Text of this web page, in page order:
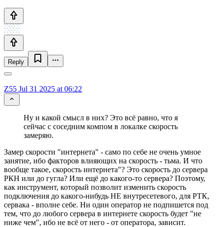
Reply
Z55 Jul 31 2025 at 06:22
Ну и какой смысл в них? Это всё равно, что я
сейчас с соседним компом в локалке скорость
замеряю.
Замер скорости "интернета" - само по себе не очень умное
занятие, ибо факторов влияющих на скорость - тьма. И что
вообще такое, скорость интернета"? Это скорость до сервера
РКН или до гугла? Или ещё до какого-то сервера? Поэтому,
как инструмент, который позволит изменить скорость
подключения до какого-нибудь НЕ внутресетевого, для РТК,
сервака - вполне себе. Ни один оператор не подпишется под
тем, что до любого сервера в интернете скорость будет "не
ниже чем", ибо не всё от него - от оператора, зависит.